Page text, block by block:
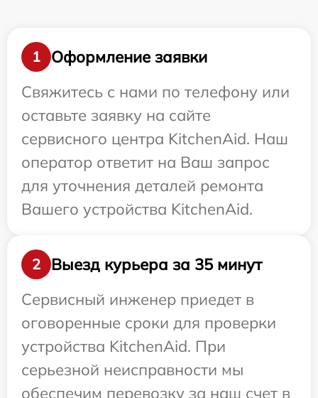
1
Оформление заявки
Свяжитесь с нами по телефону или
оставьте заявку на сайте
сервисного центра KitchenAid. Наш
оператор ответит на Ваш запрос
для уточнения деталей ремонта
Вашего устройства KitchenAid.
2
Выезд курьера за 35 минут
Сервисный инженер приедет в
оговоренные сроки для проверки
устройства KitchenAid. При
серьезной неисправности мы
обеспечим перевозку за наш счет в